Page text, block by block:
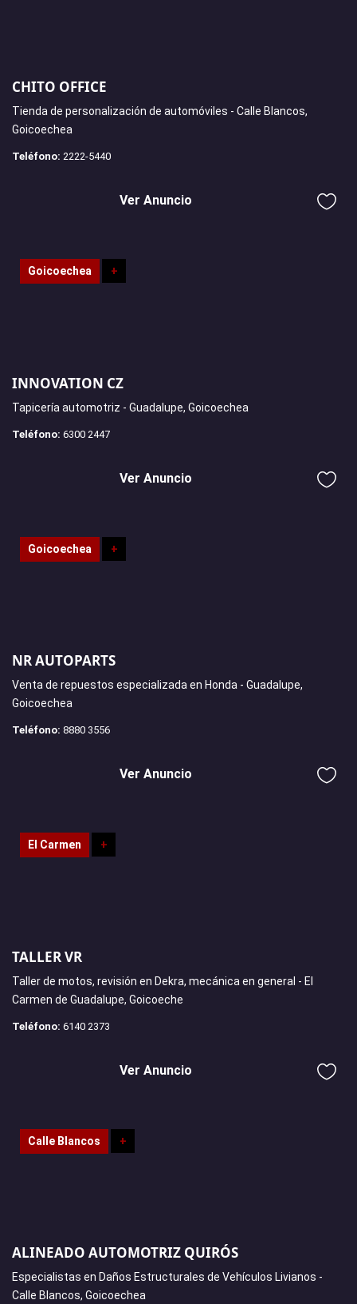
CHITO OFFICE
Tienda de personalización de automóviles - Calle Blancos,
Goicoechea
Teléfono: 2222-5440
Ver Anuncio
Goicoechea +
INNOVATION CZ
Tapicería automotriz - Guadalupe, Goicoechea
Teléfono: 6300 2447
Ver Anuncio
Goicoechea +
NR AUTOPARTS
Venta de repuestos especializada en Honda - Guadalupe,
Goicoechea
Teléfono: 8880 3556
Ver Anuncio
El Carmen +
TALLER VR
Taller de motos, revisión en Dekra, mecánica en general - El
Carmen de Guadalupe, Goicoeche
Teléfono: 6140 2373
Ver Anuncio
Calle Blancos +
ALINEADO AUTOMOTRIZ QUIRÓS
Especialistas en Daños Estructurales de Vehículos Livianos -
Calle Blancos, Goicoechea